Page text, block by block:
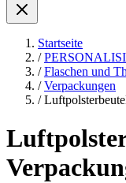
Startseite
/
/ Flaschen und
/ Verpackungen
/